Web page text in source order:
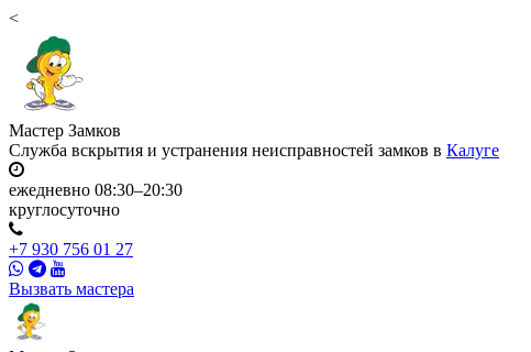
<
Мастер Замков
Служба вскрытия и устранения неисправностей замков в Калуге
ежедневно 08:30–20:30
круглосуточно
+7 930 756 01 27
Вызвать мастера